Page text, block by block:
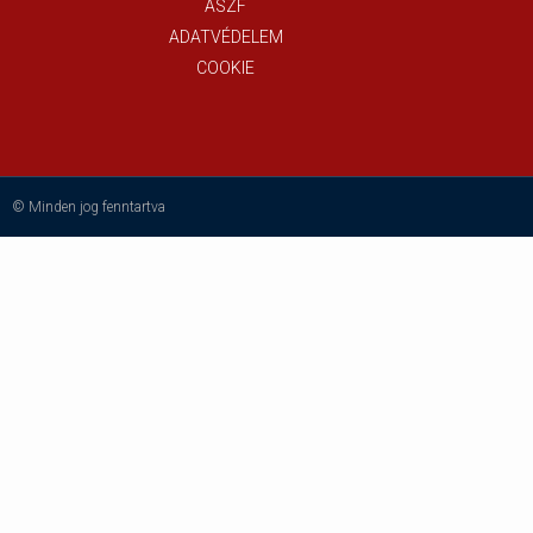
ÁSZF
ADATVÉDELEM
COOKIE
© Minden jog fenntartva